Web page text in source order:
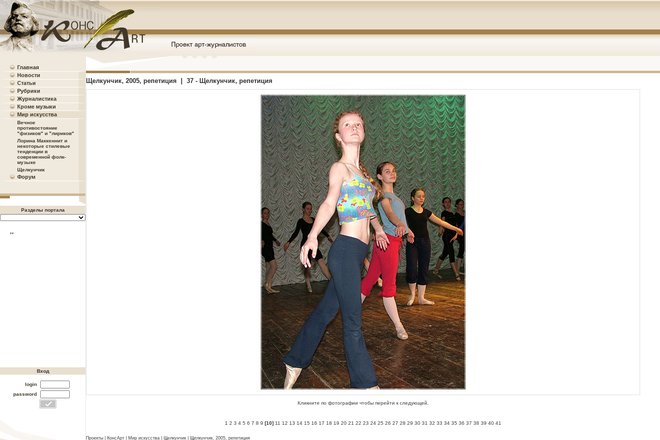
Главная
Новости
Статьи
Рубрики
Журналистика
Кроме музыки
Мир искусства
Вечное
противостояние
"физиков" и "лириков"
Лорина Маккеннит и
некоторые стилевые
тенденции в
современной фолк-
музыке
Щелкунчик
Форум
Разделы портала
**
Щелкунчик, 2005, репетиция | 37 - Щелкунчик, репетиция
Кликните по фотографии чтобы перейти к следующей.
1 2 3 4 5 6 7 8 9 [10] 11 12 13 14 15 16 17 18 19 20 21 22 23 24 25 26 27 28 29 30 31 32 33 34 35 36 37 38 39 40 41
Проекты КонсАрт Мир искусства Щелкунчик Щелкунчик, 2005, репетиция
Вход
login
password